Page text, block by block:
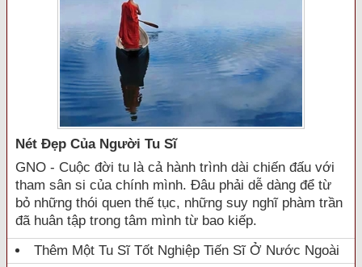
Nét Đẹp Của Người Tu Sĩ
GNO - Cuộc đời tu là cả hành trình dài chiến đấu với
tham sân si của chính mình. Đâu phải dễ dàng để từ
bỏ những thói quen thế tục, những suy nghĩ phàm trần
đã huân tập trong tâm mình từ bao kiếp.
Thêm Một Tu Sĩ Tốt Nghiệp Tiến Sĩ Ở Nước Ngoài